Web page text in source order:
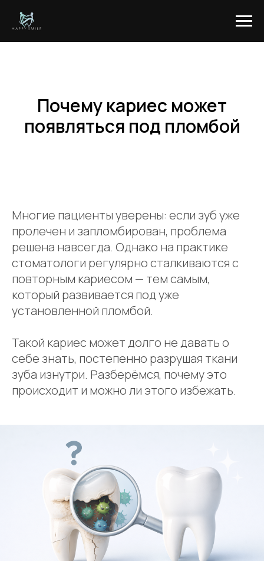
Почему кариес может
появляться под пломбой
Многие пациенты уверены: если зуб уже
пролечен и запломбирован, проблема
решена навсегда. Однако на практике
стоматологи регулярно сталкиваются с
повторным кариесом — тем самым,
который развивается под уже
установленной пломбой.
Такой кариес может долго не давать о
себе знать, постепенно разрушая ткани
зуба изнутри. Разберёмся, почему это
происходит и можно ли этого избежать.